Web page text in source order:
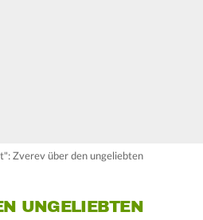
Zverev über den ungeliebten
UNGELIEBTEN